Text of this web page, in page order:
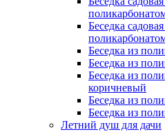
Беседка
Беседка из
Беседка из
Беседка из
коричневый
Беседка из
Беседка из
Летний душ для дачи